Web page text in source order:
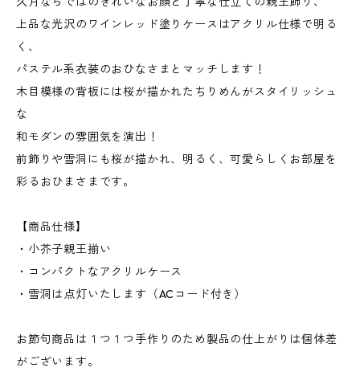
上品な光沢のワインレッド塗りケースはアクリル仕様で明る
く、
パステル系衣装のおひなさまとマッチします！
木目模様の背板には桜が描かれたちりめんがスタイリッシュ
な
和モダンの雰囲気を演出！
前飾りや雪洞にも桜が描かれ、明るく、可愛らしくお部屋を
彩るおひまさまです。
【商品仕様】
・小芥子親王揃い
・コンパクトなアクリルケース
・雪洞は点灯いたします（ACコード付き）
お節句商品は１つ１つ手作りのため製品の仕上がりは個体差
がございます。